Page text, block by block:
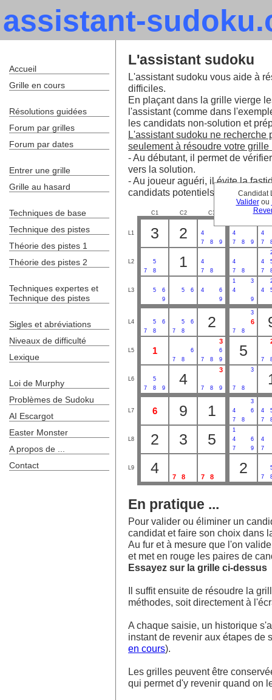
assistant-
Candidat
Validerou
L'assistant sudoku
L'assistant sudoku vous aide à
difficiles.
En plaçant dans la grille vierge
l'assistant (comme dans
les candidats non-solution et
L'assistant sudoku ne
seulement à résoudre votre grille
- Au débutant, il permet de
vers la solution.
- Au joueur aguéri, il évite la
candidats potentiels.
C1 C2 C3
L1 3 2
4
7
8 9
4
7
8 9
4
7
L2
5
7
8
1
4
7
8
4
7
8
4
7
L3 5
6
9
5 6 4
6
9
1
3
4
9
4
L4 5
6
7
8
5
6
7
8
2
3
6
7 8
L5 1
6
7
8
3
6
7
8 9
5
7
L6
5
7
8 9
4
3
7 8 9
3
7 8
L7 6 9 1
3
4
6
7
8
4
7
L8 2 3 5
1
4
6
7
9
4
7
L9 4
7 8 7 8
2
7
En pratique ...
Pour valider ou éliminer un
candidat et faire son choix dans
Au fur et à mesure que l'on
et met en rouge les paires de
Essayez sur la grille ci-dessus
Il suffit ensuite de résoudre la
méthodes, soit directement à
A chaque saisie, un historique
instant de revenir aux étapes de
en cours).
Les grilles peuvent être
qui permet d'y revenir quand on
Accueil
Grille en cours
Résolutions guidées
Forum par grilles
Forum par dates
Entrer une grille
Grille au hasard
Techniques de base
Technique des pistes
Théorie des pistes 1
Théorie des pistes 2
Techniques expertes et
Technique des pistes
Sigles et abréviations
Niveaux de difficulté
Lexique
Loi de Murphy
Problèmes de Sudoku
AI Escargot
Easter Monster
A propos de ...
Contact